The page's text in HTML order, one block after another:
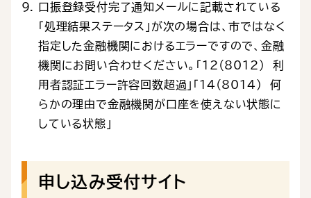
口振登録受付完了通知メールに記載されている
「処理結果ステータス」が次の場合は、市ではなく
指定した金融機関におけるエラーですので、金融
機関にお問い合わせください。「12（8012） 利
用者認証エラー許容回数超過」「14（8014） 何
らかの理由で金融機関が口座を使えない状態に
している状態」
申し込み受付サイト